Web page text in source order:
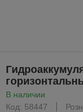
В наличии
Код: 58447